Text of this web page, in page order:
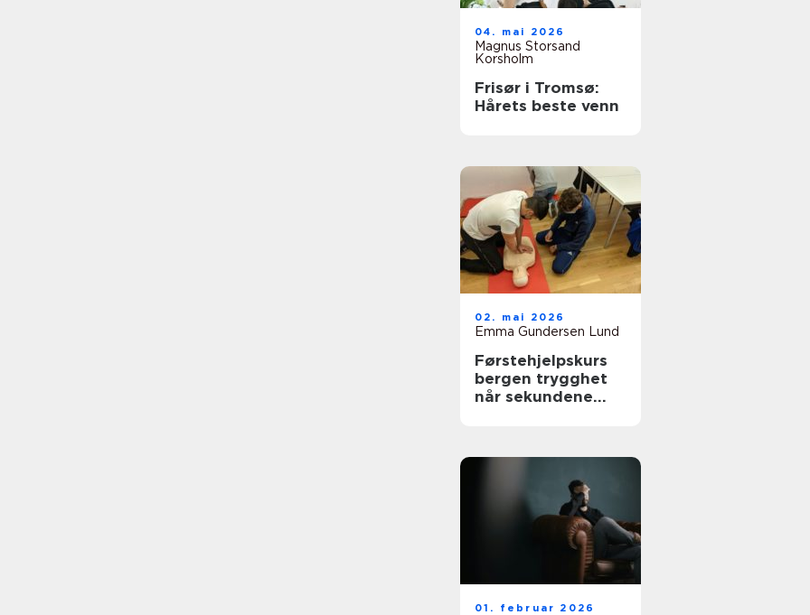
04. mai 2026
Magnus Storsand
Korsholm
Frisør i Tromsø:
Hårets beste venn
02. mai 2026
Emma Gundersen Lund
Førstehjelpskurs
bergen trygghet
når sekundene
01. februar 2026